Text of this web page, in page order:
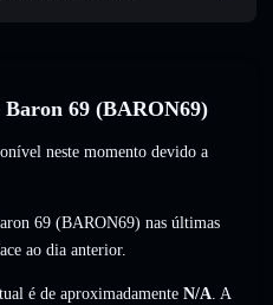
Baron 69 (BARON69)
neste momento devido a
69 (BARON69) nas últimas
ao dia anterior.
é de aproximadamente N/A. A